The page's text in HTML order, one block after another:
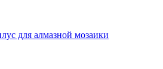
для алмазной мозаики